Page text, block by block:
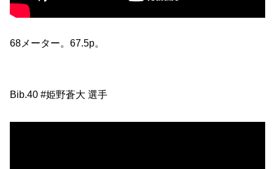
68メーター。67.5p。
Bib.40 #姫野蒼大 選手